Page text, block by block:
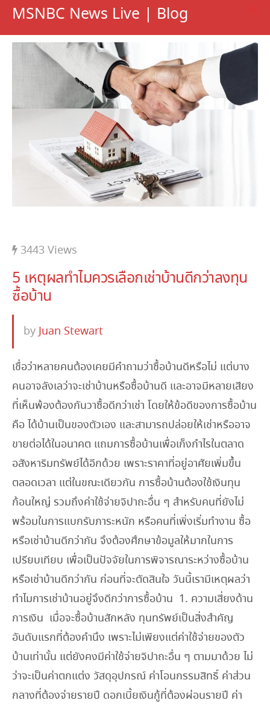
MSNBC News Live | Blog
3443 Views
5 เหตุผลทำไมควรเลือกเช่าบ้านดีกว่าลงทุน
ซื้อบ้าน
byJuan Stewart
เชื่อว่าหลายคนต้องเคยมีคำถามว่าซื้อบ้านดีหรือไม่ แต่บาง
คนอาจลังเลว่าจะเช่าบ้านหรือซื้อบ้านดี และอาจมีหลายเสียง
ที่เห็นพ้องต้องกันวาซื้อดีกว่าเช่า โดยให้ข้อดีของการซื้อบ้าน
คือ ได้บ้านเป็นของตัวเอง และสามารถปล่อยให้เช่าหรืออาจ
ขายต่อได้ในอนาคต แถมการซื้อบ้านเพื่อเก็งกำไรในตลาด
อสังหาริมทรัพย์ได้อีกด้วย เพราะราคาที่อยู่อาศัยเพิ่มขึ้น
ตลอดเวลา แต่ในขณะเดียวกัน การซื้อบ้านต้องใช้เงินทุน
ก้อนใหญ่ รวมถึงค่าใช้จ่ายจิปาถะอื่น ๆ สำหรับคนที่ยังไม่
พร้อมในการแบกรับภาระหนัก หรือคนที่เพิ่งเริ่มทำงาน ซื้อ
หรือเช่าบ้านดีกว่ากัน จึงต้องศึกษาข้อมูลให้มากในการ
เปรียบเทียบ เพื่อเป็นปัจจัยในการพิจารณาระหว่างซื้อบ้าน
หรือเช่าบ้านดีกว่ากัน ก่อนที่จะตัดสินใจ วันนี้เรามีเหตุผลว่า
ทำไมการเช่าบ้านอยู่จึงดีกว่าการซื้อบ้าน 1. ความเสี่ยงด้าน
การเงิน เมื่อจะซื้อบ้านสักหลัง ทุนทรัพย์เป็นสิ่งสำคัญ
อันดับแรกที่ต้องคำนึง เพราะไม่เพียงแต่ค่าใช้จ่ายของตัว
บ้านเท่านั้น แต่ยังคงมีค่าใช้จ่ายจิปาถะอื่น ๆ ตามมาด้วย ไม่
ว่าจะเป็นค่าตกแต่ง วัสดุอุปกรณ์ ค่าโอนกรรมสิทธิ์ ค่าส่วน
กลางที่ต้องจ่ายรายปี ดอกเบี้ยเงินกู้ที่ต้องผ่อนรายปี ค่า